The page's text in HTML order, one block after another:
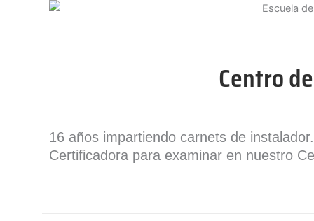
Centro
16 años impartiendo carnets de
Certificadora para examinar en nuestro